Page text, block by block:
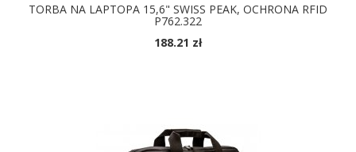
TORBA NA LAPTOPA 15,6" SWISS PEAK, OCHRONA RFID
P762.322
188.21 zł